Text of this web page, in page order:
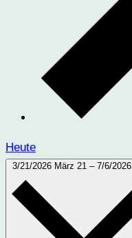
Heute
3/21/2026 März 21 – 7/6/2026